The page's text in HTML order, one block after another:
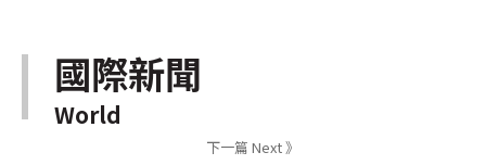
國際新聞
World
下一篇 Next 》